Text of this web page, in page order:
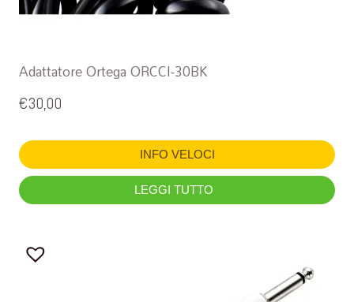
Adattatore Ortega ORCCI-30BK
€30,00
INFO VELOCI
LEGGI TUTTO